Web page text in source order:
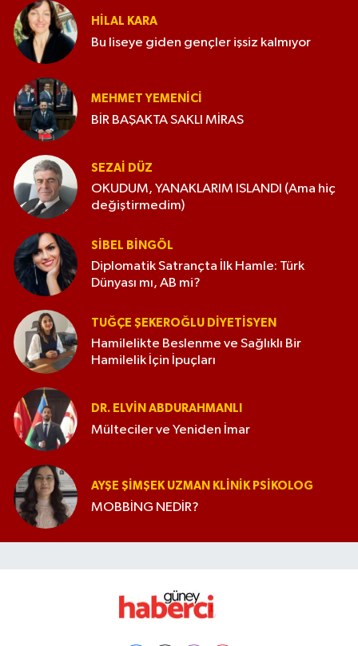
HILAL KARA
Bu liseye giden gençler işsiz kalmıyor
MEHMET YEMENICI
BİR BAŞAKTA SAKLI MİRAS
SEZAI DÜZ
OKUDUM, YANAKLARIM ISLANDI (Ama hiç
değiştirmedim)
SIBEL BINGÖL
Diplomatik Satrançta İlk Hamle: Türk
Dünyası mı, AB mi?
TUĞÇE ŞEKEROĞLU DIYETISYEN
Hamilelikte Beslenme ve Sağlıklı Bir
Hamilelik İçin İpuçları
DR. ELVIN ABDURAHMANLI
Mülteciler ve Yeniden İmar
AYŞE ŞIMŞEK UZMAN KLINIK PSIKOLOG
MOBBİNG NEDİR?